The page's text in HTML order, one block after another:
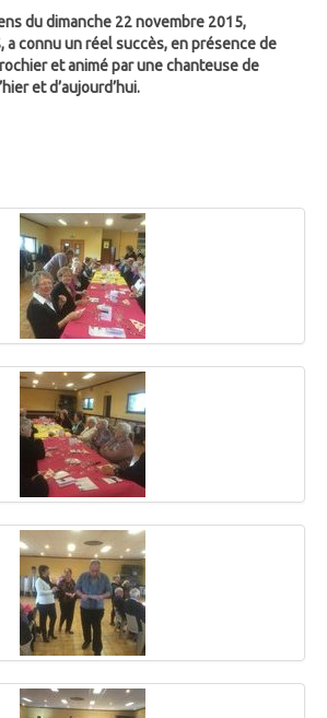
du dimanche 22 novembre 2015,
a connu un réel succès, en présence de
et animé par une chanteuse de
et d’aujourd’hui.